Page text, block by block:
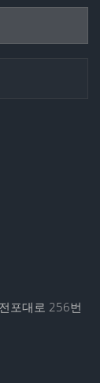
포대로 256번